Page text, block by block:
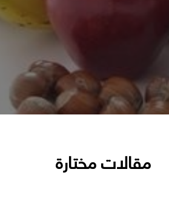
مقالات مختارة